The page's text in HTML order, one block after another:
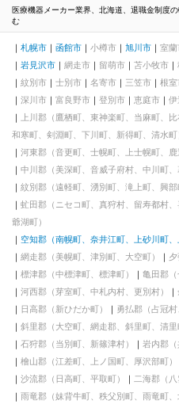
医療機器メーカー業界、北海道、退職金制度
む
札幌市 函館市 小樽市 旭川市 室蘭
岩見沢市
網走市 留萌市 苫小牧市
紋別市
士別市 名寄市 三笠市 根室
深川市
富良野市 登別市 恵庭市 伊
上川郡（鷹栖町、東神楽町、当麻町、
和寒町、剣淵町、下川町、新得町、清水町
河東郡（音更町、士幌町、上士幌町、鹿
中川郡（美深町、音威子府村、中川町
紋別郡（遠軽町、湧別町、滝上町、興部
虻田郡（ニセコ町、真狩村、留寿都村
爺湖町）
空知郡（南幌町、奈井江町、上砂川町
網走郡（美幌町、津別町、大空町）
標津郡（中標津町、標津町）
亀田郡（
河西郡（芽室町、中札内村、更別村）
日高郡（新ひだか町）
勇払郡（占冠村
斜里郡（大空町、網走郡、斜里町、清里
石狩郡（当別町、新篠津村）
岩内郡（
檜山郡（江差町、上ノ国町、厚沢部町）
沙流郡（日高町、平取町）
二海郡（八
雨竜郡（妹背牛町、秩父別町、雨竜町、